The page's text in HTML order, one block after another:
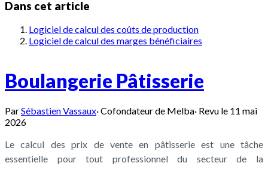
Dans cet article
Logiciel de calcul des coûts de production
Logiciel de calcul des marges bénéficiaires
Boulangerie Pâtisserie
ParSébastien Vassaux·Cofondateur de Melba· Revu le 11 mai
2026
Le calcul des prix de vente en pâtisserie est une tâche
essentielle pour tout professionnel du secteur de la